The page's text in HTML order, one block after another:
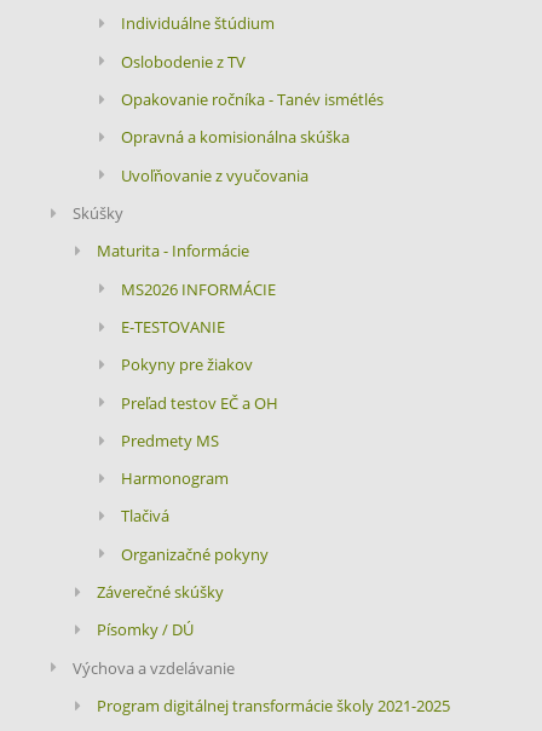
Individuálne štúdium
Oslobodenie z TV
Opakovanie ročníka - Tanév ismétlés
Opravná a komisionálna skúška
Uvoľňovanie z vyučovania
Skúšky
Maturita - Informácie
MS2026 INFORMÁCIE
E-TESTOVANIE
Pokyny pre žiakov
Preľad testov EČ a OH
Predmety MS
Harmonogram
Tlačivá
Organizačné pokyny
Záverečné skúšky
Písomky / DÚ
Výchova a vzdelávanie
Program digitálnej transformácie školy 2021-2025